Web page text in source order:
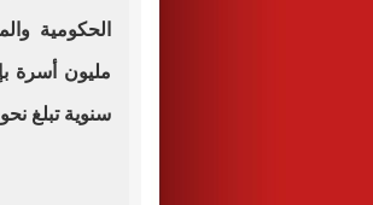
سنوية تبلغ نحو 54 مليار جنيه.